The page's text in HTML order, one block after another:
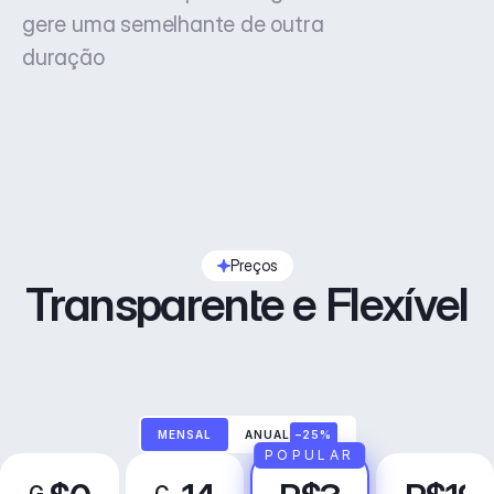
gere uma semelhante de outra
duração
Preços
Transparente e Flexível
MENSAL ANUAL –25%
POPULAR